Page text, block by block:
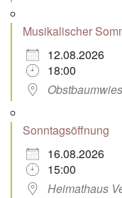
Musikalischer
12.08.2026
18:00
Sonntagsöffnung
16.08.2026
15:00
Heimathaus